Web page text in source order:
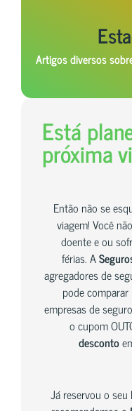
Artigos diversos
Está
próxima
Então não se
viagem! Você
doente e ou
férias. A
agregadores de
pode
empresas de
o cupom
desconto
Já reservou o